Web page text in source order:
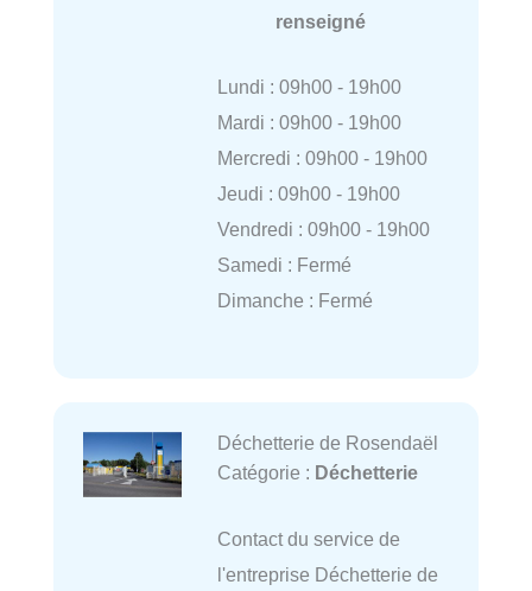
renseigné
Lundi : 09h00 - 19h00
Mardi : 09h00 - 19h00
Mercredi : 09h00 - 19h00
Jeudi : 09h00 - 19h00
Vendredi : 09h00 - 19h00
Samedi : Fermé
Dimanche : Fermé
Déchetterie de Rosendaël
Catégorie : Déchetterie
Contact du service de
l'entreprise Déchetterie de